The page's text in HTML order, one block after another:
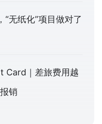
无纸化”项目做对了
Card｜差旅费用越
销